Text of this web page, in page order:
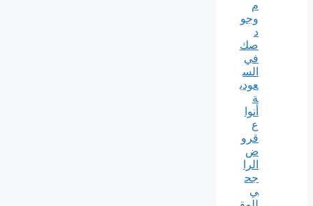
م
وجو
د
صك
في
الس
عودي
ة
أنوا
ع
قرو
ض
الرا
جح
ي